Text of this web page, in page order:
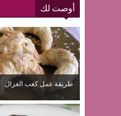
أوصت لك
طريقة عمل كعب الغزال